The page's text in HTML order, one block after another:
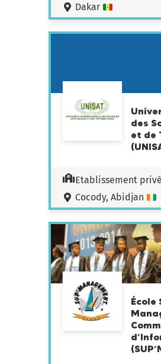
Dakar
des
et de
Etablissement privé
Cocody, Abidjan
École